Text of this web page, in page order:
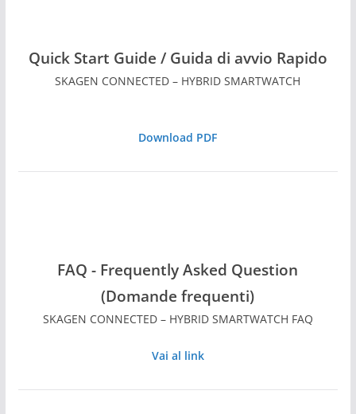
Quick Start Guide / Guida di avvio Rapido
SKAGEN CONNECTED – HYBRID SMARTWATCH
Download PDF
FAQ - Frequently Asked Question
(Domande frequenti)
SKAGEN CONNECTED – HYBRID SMARTWATCH FAQ
Vai al link